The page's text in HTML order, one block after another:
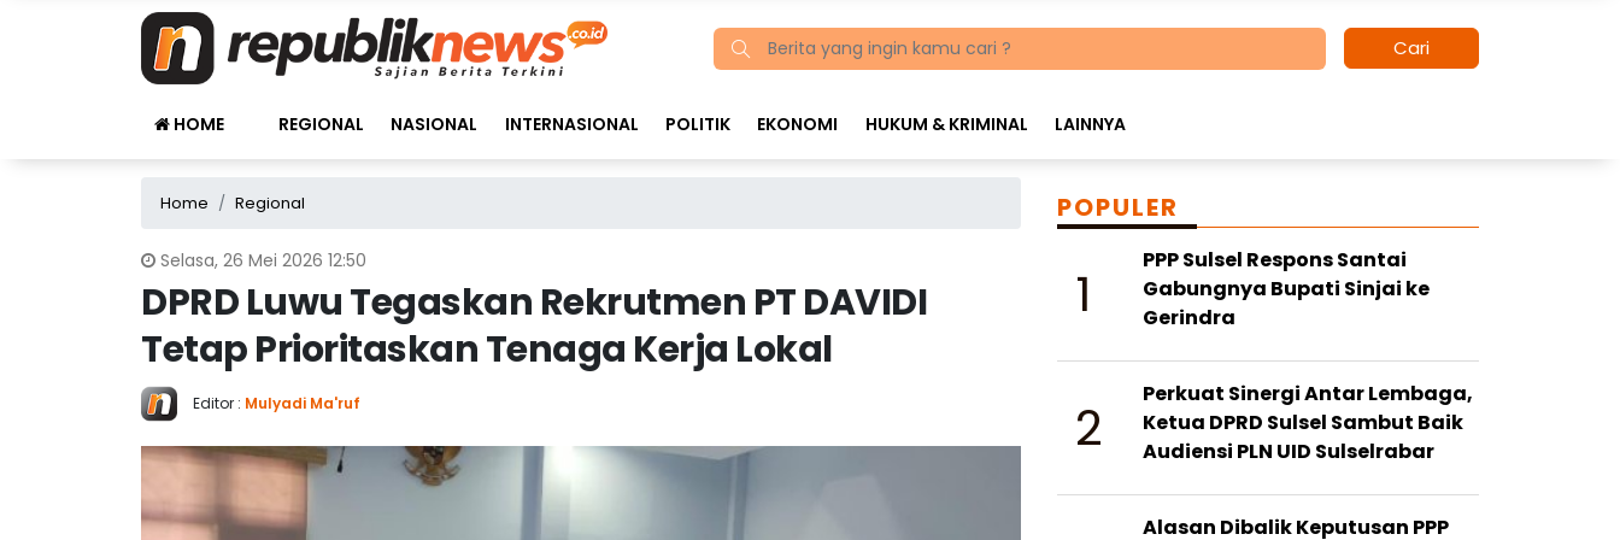
Cari
HOME REGIONAL NASIONAL INTERNASIONAL POLITIK EKONOMI HUKUM & KRIMINAL LAINNYA
Home Regional
Selasa, 26 Mei 2026 12:50
DPRD Luwu Tegaskan Rekrutmen PT DAVIDI
Tetap Prioritaskan Tenaga Kerja Lokal
Editor : Mulyadi Ma'ruf
POPULER
1
PPP Sulsel Respons Santai
Gabungnya Bupati Sinjai ke
Gerindra
2
Perkuat Sinergi Antar Lembaga,
Ketua DPRD Sulsel Sambut Baik
Audiensi PLN UID Sulselrabar
Alasan Dibalik Keputusan PPP